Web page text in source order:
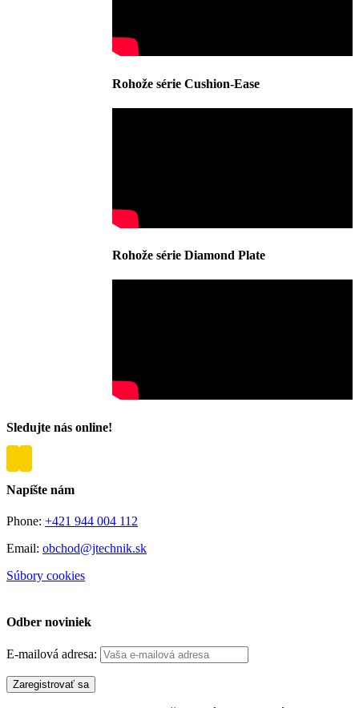
Rohože série Cushion-Ease
Rohože série Diamond Plate
Sledujte nás online!
Napíšte nám
Phone: +421 944 004 112
Email: obchod@jtechnik.sk
Súbory cookies
Odber noviniek
E-mailová adresa: